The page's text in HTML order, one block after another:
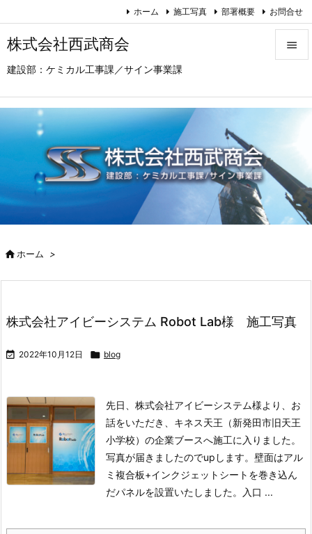
株式会社西武商会
建設部：ケミカル工事課／サイン事業課



次へ

ホーム 施工写真 部署概要 お問合せ
ホーム >
株式会社アイビーシステム Robot Lab様 施工写真
 2022年10月12日  blog
先日、株式会社アイビーシステム様より、お
話をいただき、キネス天王（新発田市旧天王
小学校）の企業ブースへ施工に入りました。
写真が届きましたのでupします。壁面はアル
ミ複合板+インクジェットシートを巻き込ん
だパネルを設置いたしました。
入口 ...